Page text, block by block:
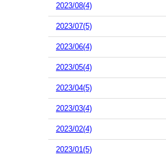
2023/08(4)
2023/07(5)
2023/06(4)
2023/05(4)
2023/04(5)
2023/03(4)
2023/02(4)
2023/01(5)